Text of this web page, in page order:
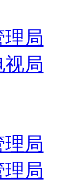
局
局
局
局